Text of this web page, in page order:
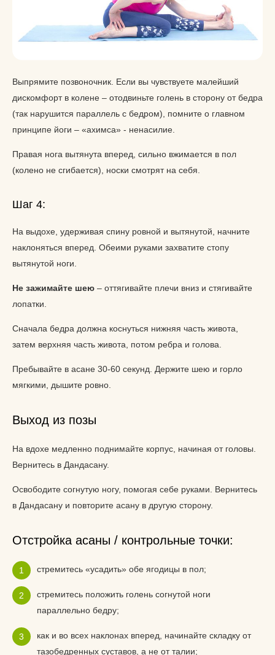
Выпрямите позвоночник. Если вы чувствуете малейший
дискомфорт в колене – отодвиньте голень в сторону от бедра
(так нарушится параллель с бедром), помните о главном
принципе йоги – «ахимса» - ненасилие.
Правая нога вытянута вперед, сильно вжимается в пол
(колено не сгибается), носки смотрят на себя.
Шаг 4:
На выдохе, удерживая спину ровной и вытянутой, начните
наклоняться вперед. Обеими руками захватите стопу
вытянутой ноги.
Не зажимайте шею – оттягивайте плечи вниз и стягивайте
лопатки.
Сначала бедра должна коснуться нижняя часть живота,
затем верхняя часть живота, потом ребра и голова.
Пребывайте в асане 30-60 секунд. Держите шею и горло
мягкими, дышите ровно.
Выход из позы
На вдохе медленно поднимайте корпус, начиная от головы.
Вернитесь в Дандасану.
Освободите согнутую ногу, помогая себе руками. Вернитесь
в Дандасану и повторите асану в другую сторону.
Отстройка асаны / контрольные точки:
стремитесь «усадить» обе ягодицы в пол;
стремитесь положить голень согнутой ноги
параллельно бедру;
как и во всех наклонах вперед, начинайте складку от
тазобедренных суставов, а не от талии;